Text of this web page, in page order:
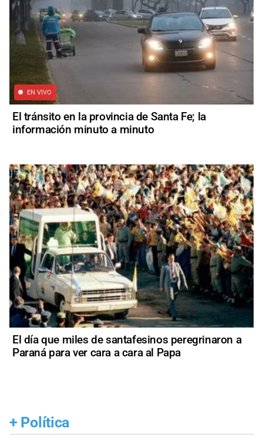
EN VIVO
El tránsito en la provincia de Santa Fe; la
información minuto a minuto
El día que miles de santafesinos peregrinaron a
Paraná para ver cara a cara al Papa
+ Política